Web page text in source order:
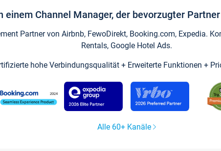
einem Channel Manager, der bevorzugter
Partner von Airbnb, FewoDirekt, Booking.com, Expedia.
Rentals, Google Hotel Ads.
hohe Verbindungsqualität + Erweiterte Funktionen +
Alle 60+ Kanäle